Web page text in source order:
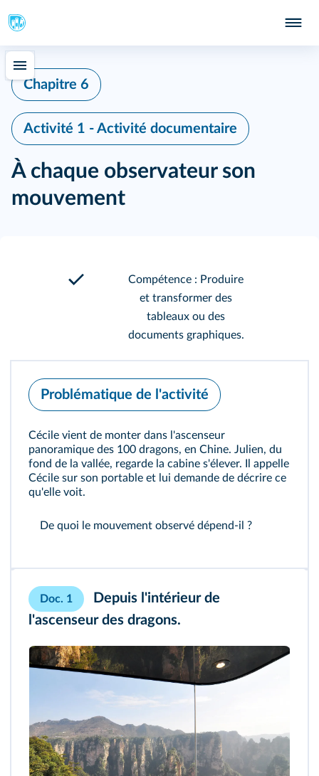
Chapitre 6
Activité 1 - Activité documentaire
À chaque observateur son
mouvement
Compétence : Produire
et transformer des
tableaux ou des
documents graphiques.
Problématique de l'activité
Cécile vient de monter dans l'ascenseur
panoramique des 100 dragons, en Chine. Julien, du
fond de la vallée, regarde la cabine s'élever. Il appelle
Cécile sur son portable et lui demande de décrire ce
qu'elle voit.
De quoi le mouvement observé dépend‑il ?
Doc. 1
Depuis l'intérieur de
l'ascenseur des dragons.